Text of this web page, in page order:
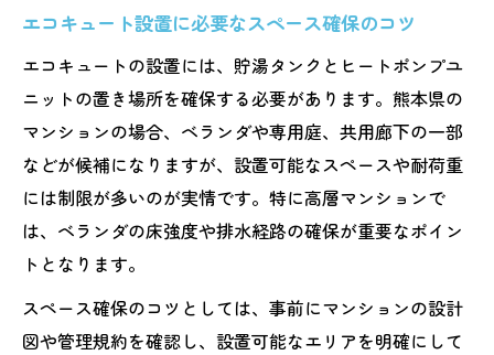
エコキュート設置に必要なスペース確保のコツ
エコキュートの設置には、貯湯タンクとヒートポンプユ
ニットの置き場所を確保する必要があります。熊本県の
マンションの場合、ベランダや専用庭、共用廊下の一部
などが候補になりますが、設置可能なスペースや耐荷重
には制限が多いのが実情です。特に高層マンションで
は、ベランダの床強度や排水経路の確保が重要なポイン
トとなります。
スペース確保のコツとしては、事前にマンションの設計
図や管理規約を確認し、設置可能なエリアを明確にして